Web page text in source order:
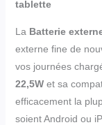
tablette
La Batterie
externe fine de
vos journées
22,5Wet sa
efficacement la
soient Android ou